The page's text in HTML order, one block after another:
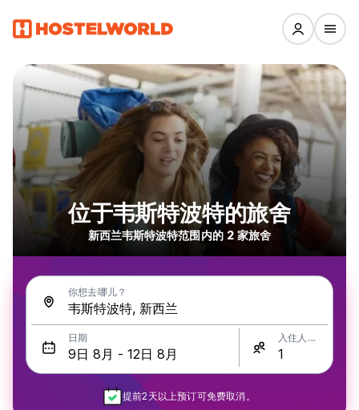
位于韦斯特波特的旅舍
新西兰韦斯特波特范围内的 2 家旅舍
你想去哪儿？
日期 入住人数
提前2天以上预订可免费取消。